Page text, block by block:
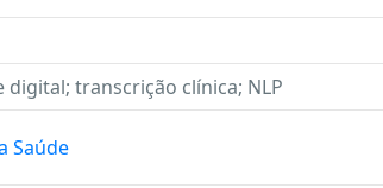
digital; transcrição clínica; NLP
Saúde